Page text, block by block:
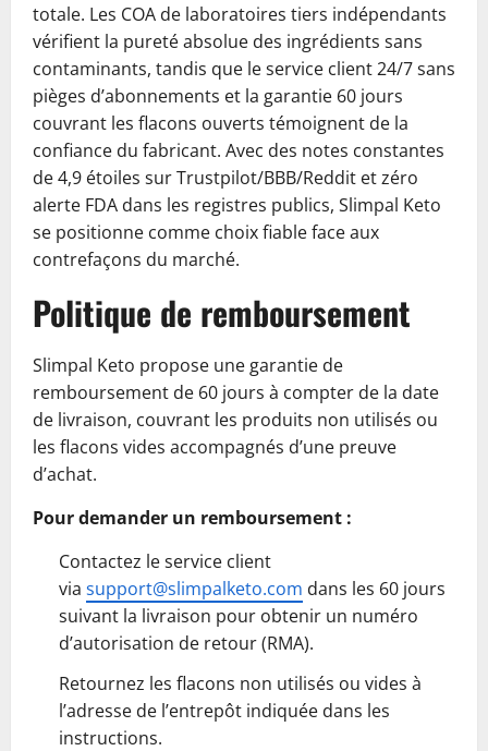
totale. Les COA de laboratoires tiers indépendants
vérifient la pureté absolue des ingrédients sans
contaminants, tandis que le service client 24/7 sans
pièges d’abonnements et la garantie 60 jours
couvrant les flacons ouverts témoignent de la
confiance du fabricant. Avec des notes constantes
de 4,9 étoiles sur Trustpilot/BBB/Reddit et zéro
alerte FDA dans les registres publics, Slimpal Keto
se positionne comme choix fiable face aux
contrefaçons du marché.
Politique de remboursement
Slimpal Keto propose une garantie de
remboursement de 60 jours à compter de la date
de livraison, couvrant les produits non utilisés ou
les flacons vides accompagnés d’une preuve
d’achat.
Pour demander un remboursement :
Contactez le service client
via support@slimpalketo.com dans les 60 jours
suivant la livraison pour obtenir un numéro
d’autorisation de retour (RMA).
Retournez les flacons non utilisés ou vides à
l’adresse de l’entrepôt indiquée dans les
instructions.